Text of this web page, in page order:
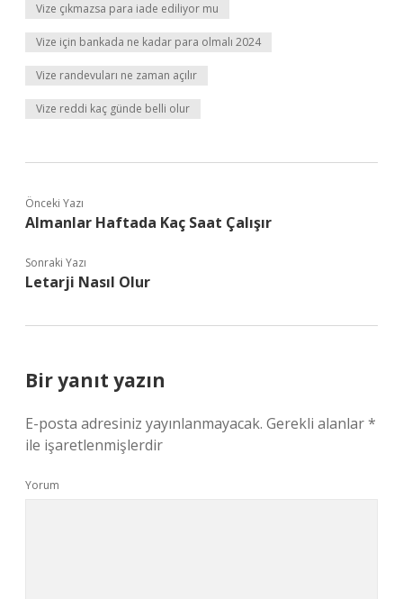
Vize çıkmazsa para iade ediliyor mu
Vize için bankada ne kadar para olmalı 2024
Vize randevuları ne zaman açılır
Vize reddi kaç günde belli olur
Önceki Yazı
Almanlar Haftada Kaç Saat Çalışır
Sonraki Yazı
Letarji Nasıl Olur
Bir yanıt yazın
E-posta adresiniz yayınlanmayacak. Gerekli alanlar*
ile işaretlenmişlerdir
Yorum